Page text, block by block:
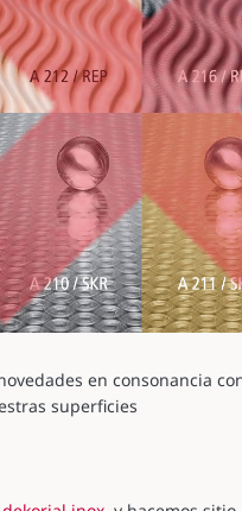
en consonancia
superficies